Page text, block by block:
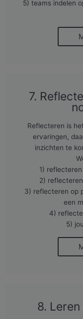
5) teams indelen
7.
Reflecteren is
ervaringen,
inzichten te
1)
2)
3) reflecteren op
een
4)
5)
8.